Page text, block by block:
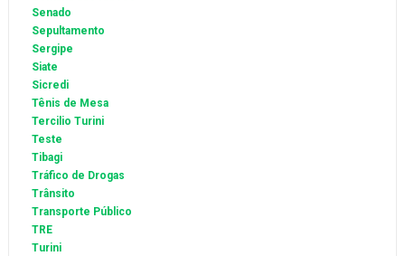
Senado
Sepultamento
Sergipe
Siate
Sicredi
Tênis de Mesa
Tercilio Turini
Teste
Tibagi
Tráfico de Drogas
Trânsito
Transporte Público
TRE
Turini